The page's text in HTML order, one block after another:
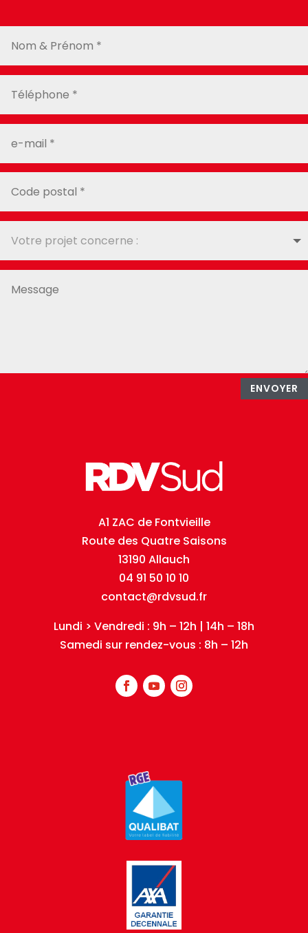
ENVOYER
A1 ZAC de Fontvieille
Route des Quatre Saisons
13190 Allauch
04 91 50 10 10
contact@rdvsud.fr
Lundi > Vendredi : 9h – 12h | 14h – 18h
Samedi sur rendez-vous : 8h – 12h